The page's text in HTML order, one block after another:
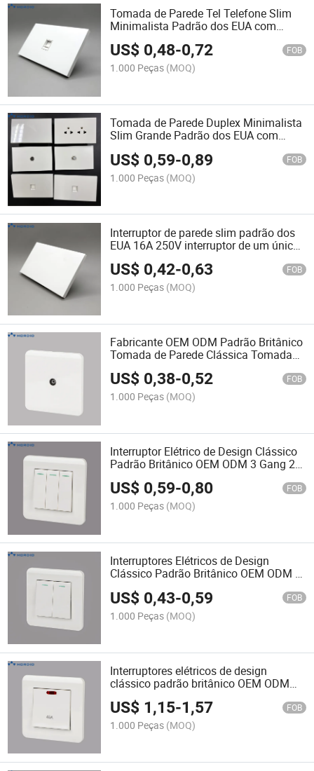
Tomada de Parede Tel Telefone Slim
Minimalista Padrão dos EUA com
Painel de PC Resistente ao Fogo para
Fonte de Energia Confiável 250V
US$ 0,48-0,72 FOB
1.000 Peças (MOQ)
Tomada de Parede Duplex Minimalista
Slim Grande Padrão dos EUA com
Energia Confiável 13A 250V
US$ 0,59-0,89 FOB
1.000 Peças (MOQ)
Interruptor de parede slim padrão dos
EUA 16A 250V interruptor de um único
polo 1 interruptor de parede decorativo
com aterramento para a América do
Norte
US$ 0,42-0,63 FOB
1.000 Peças (MOQ)
Fabricante OEM ODM Padrão Britânico
Tomada de Parede Clássica Tomada
de TV Tomadas Elétricas
US$ 0,38-0,52 FOB
1.000 Peças (MOQ)
Interruptor Elétrico de Design Clássico
Padrão Britânico OEM ODM 3 Gang 2
Via Interruptores de Luz de Grau
Industrial Interruptores de Parede
US$ 0,59-0,80 FOB
1.000 Peças (MOQ)
Interruptores Elétricos de Design
Clássico Padrão Britânico OEM ODM 2
Grau Industrial Interruptores de Parede
US$ 0,43-0,59 FOB
1.000 Peças (MOQ)
Interruptores elétricos de design
clássico padrão britânico OEM ODM
grau industrial 45A interruptores DP
interruptores de parede
US$ 1,15-1,57 FOB
1.000 Peças (MOQ)